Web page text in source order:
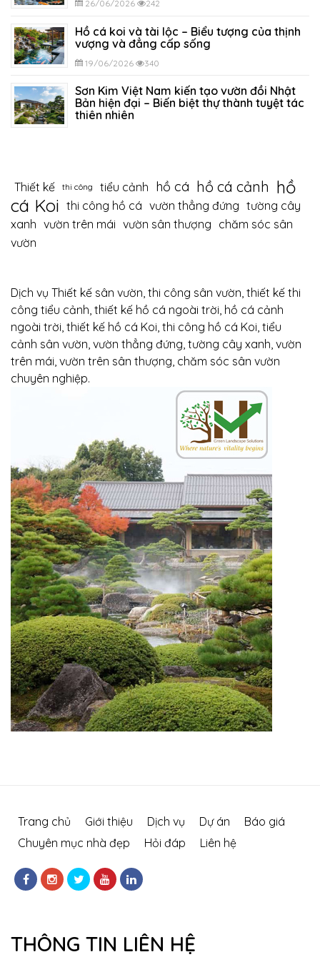
26/06/2026 242
Hồ cá koi và tài lộc – Biểu tượng của thịnh
vượng và đẳng cấp sống
19/06/2026 340
Sơn Kim Việt Nam kiến tạo vườn đồi Nhật
Bản hiện đại – Biến biệt thự thành tuyệt tác
thiên nhiên
Thiết kế thi công tiểu cảnh hồ cá hồ cá cảnh hồ
cá Koi thi công hồ cá vườn thẳng đứng tường cây
xanh vườn trên mái vườn sân thượng chăm sóc sân
vườn
Dịch vụ Thiết kế sân vườn, thi công sân vườn, thiết kế thi
công tiểu cảnh, thiết kế hồ cá ngoài trời, hồ cá cảnh
ngoài trời, thiết kế hồ cá Koi, thi công hồ cá Koi, tiểu
cảnh sân vườn, vườn thẳng đứng, tường cây xanh, vườn
trên mái, vườn trên sân thượng, chăm sóc sân vườn
chuyên nghiệp.
Trang chủ Giới thiệu Dịch vụ Dự án
Báo giá
Chuyên mục nhà đẹp
Hỏi đáp Liên hệ
THÔNG TIN LIÊN HỆ